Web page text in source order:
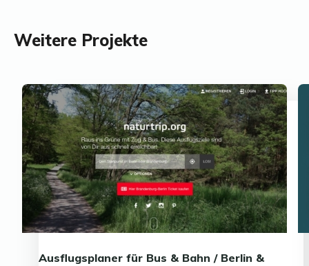
Weitere Projekte
Ausflugsplaner für Bus & Bahn / Berlin &